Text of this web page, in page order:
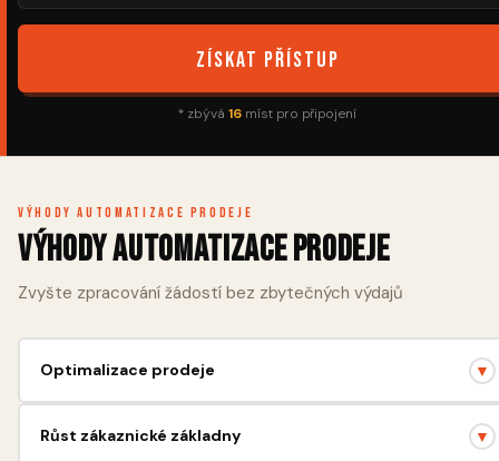
Získat přístup
* zbývá 16 míst pro připojení
Výhody automatizace prodeje
Výhody automatizace prodeje
Zvyšte zpracování žádostí bez zbytečných výdajů
Optimalizace prodeje ▼
Růst zákaznické základny ▼